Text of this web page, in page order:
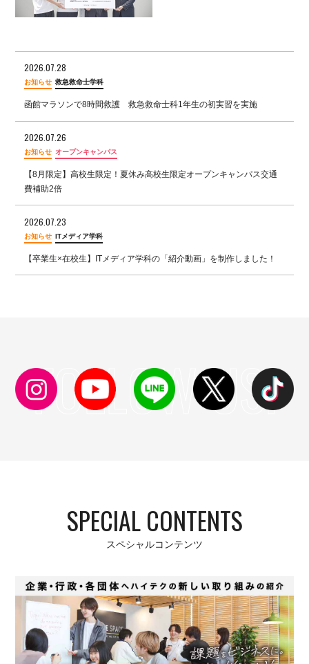
2026.07.28
お知らせ 救急救命士学科
函館マラソンで8時間救護 救急救命士科1年生の初実習を実施
2026.07.26
お知らせ オープンキャンパス
【8月限定】高校生限定！夏休み高校生限定オープンキャンパス交通
費補助2倍
2026.07.23
お知らせ ITメディア学科
【卒業生×在校生】ITメディア学科の「紹介動画」を制作しました！
FOLLOW US!
SPECIAL CONTENTS
スペシャルコンテンツ